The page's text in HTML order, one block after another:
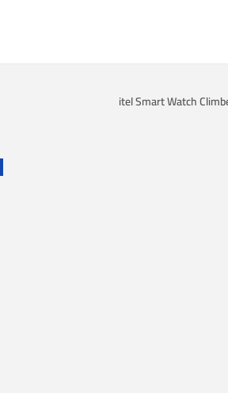
itel Smart Watch